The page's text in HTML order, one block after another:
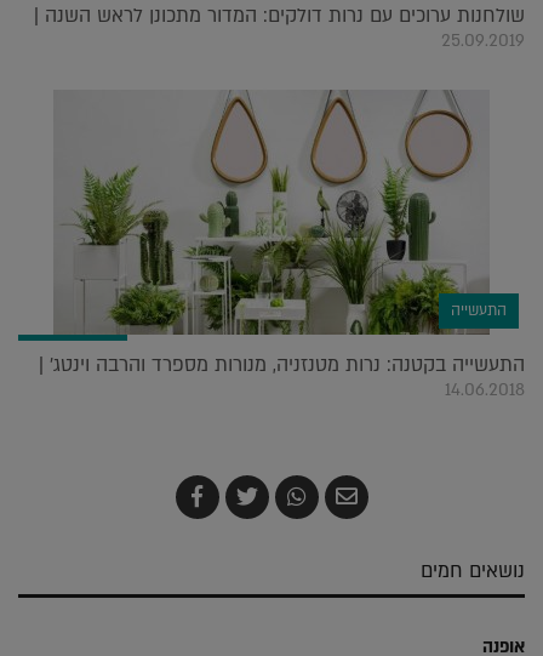
שולחנות ערוכים עם נרות דולקים: המדור מתכונן לראש השנה |
25.09.2019
התעשייה
התעשייה בקטנה: נרות מטנזניה, מנורות מספרד והרבה וינטג׳ |
14.06.2018
שלח
בדואר
שתף
ב-
צייץ
ב-
שתף
ב-
נושאים חמים
אופנה